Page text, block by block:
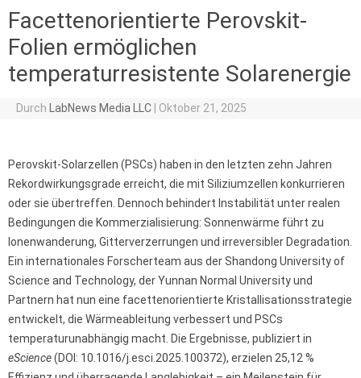
Facettenorientierte Perovskit-
Folien ermöglichen
temperaturresistente Solarenergie
Durch LabNews Media LLC Oktober 21, 2025
Perovskit-Solarzellen (PSCs) haben in den letzten zehn Jahren
Rekordwirkungsgrade erreicht, die mit Siliziumzellen konkurrieren
oder sie übertreffen. Dennoch behindert Instabilität unter realen
Bedingungen die Kommerzialisierung: Sonnenwärme führt zu
Ionenwanderung, Gitterverzerrungen und irreversibler Degradation.
Ein internationales Forscherteam aus der Shandong University of
Science and Technology, der Yunnan Normal University und
Partnern hat nun eine facettenorientierte Kristallisationsstrategie
entwickelt, die Wärmeableitung verbessert und PSCs
temperaturunabhängig macht. Die Ergebnisse, publiziert in
eScience(DOI: 10.1016/j.esci.2025.100372), erzielen 25,12 %